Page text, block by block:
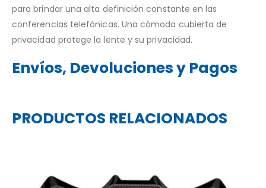
para brindar una alta definición constante en las
conferencias telefónicas. Una cómoda cubierta de
privacidad protege la lente y su privacidad.
Envíos, Devoluciones y Pagos
PRODUCTOS RELACIONADOS